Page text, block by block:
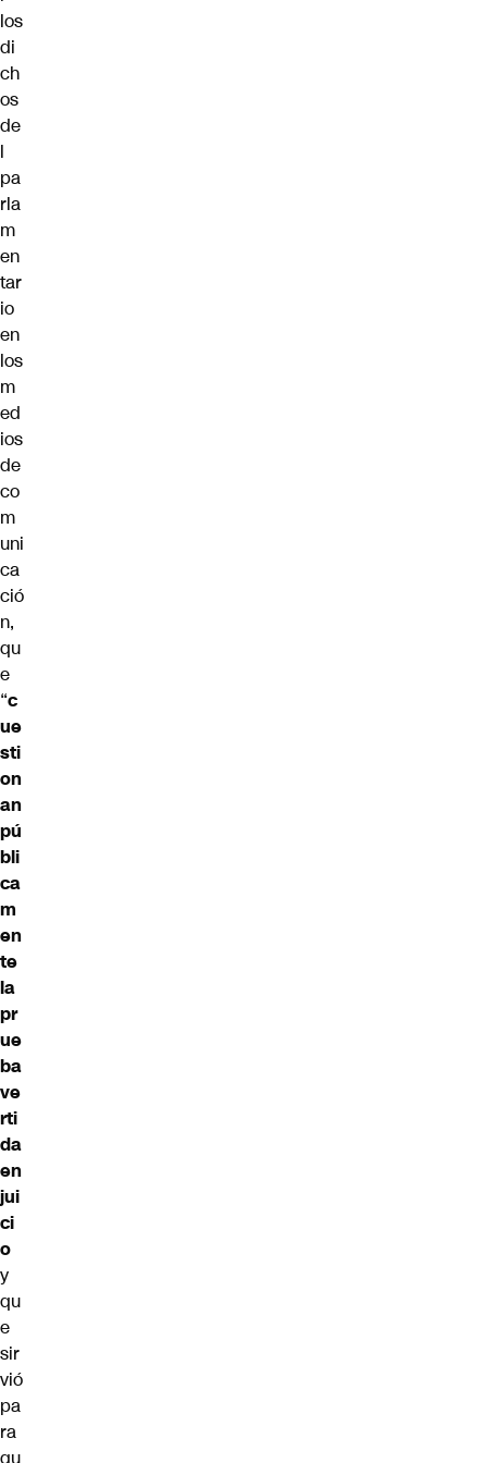
los
di
ch
os
de
l
pa
rla
m
en
tar
io
en
los
m
ed
ios
de
co
m
uni
ca
ció
n,
qu
e
“c
ue
sti
on
an
pú
bli
ca
m
en
te
la
pr
ue
ba
ve
rti
da
en
jui
ci
o
y
qu
e
sir
vió
pa
ra